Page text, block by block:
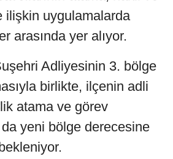
ilişkin uygulamalarda
arasında yer alıyor.
Adliyesinin 3. bölge
birlikte, ilçenin adli
atama ve görev
da yeni bölge derecesine